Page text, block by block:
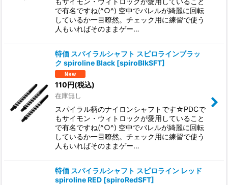
で有名ですね(^○^) 空中でバレルが綺麗に回転
しているか一目瞭然。チェック用に練習で使う
人もいればそのままゲー…
特価 スパイラルシャフト スピロラインブラッ
ク spiroline Black [spiroBlkSFT]
110 円(税込)
在庫無し
スパイラル柄のナイロンシャフトです☆PDCで
もサイモン・ウィトロックが愛用していること
で有名ですね(^○^) 空中でバレルが綺麗に回転
しているか一目瞭然。チェック用に練習で使う
人もいればそのままゲー…
特価 スパイラルシャフト スピロライン レッド
spiroline RED [spiroRedSFT]